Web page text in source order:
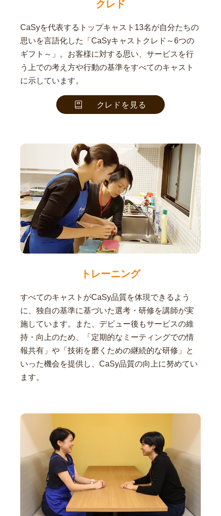
クレド
CaSyを代表するトップキャスト13名が自分たちの
思いを言語化した「CaSyキャストクレド～6つの
ギフト～」。お客様に対する思い、サービスを行
う上での考え方や行動の基準をすべてのキャスト
に示しています。
クレドを見る
トレーニング
すべてのキャストがCaSy品質を体現できるよう
に、独自の基準に基づいた選考・研修を講師が実
施しています。また、デビュー後もサービスの維
持・向上のため、「定期的なミーティングでの情
報共有」や「技術を磨くための継続的な研修」と
いった機会を提供し、CaSy品質の向上に努めてい
ます。